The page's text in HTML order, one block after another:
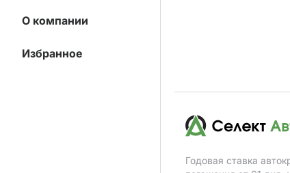
О компании
Избранное
Годовая ставка